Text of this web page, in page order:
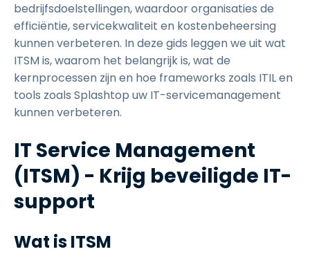
bedrijfsdoelstellingen, waardoor organisaties de
efficiëntie, servicekwaliteit en kostenbeheersing
kunnen verbeteren. In deze gids leggen we uit wat
ITSM is, waarom het belangrijk is, wat de
kernprocessen zijn en hoe frameworks zoals ITIL en
tools zoals Splashtop uw IT-servicemanagement
kunnen verbeteren.
IT Service Management
(ITSM) - Krijg beveiligde IT-
support
Wat is ITSM